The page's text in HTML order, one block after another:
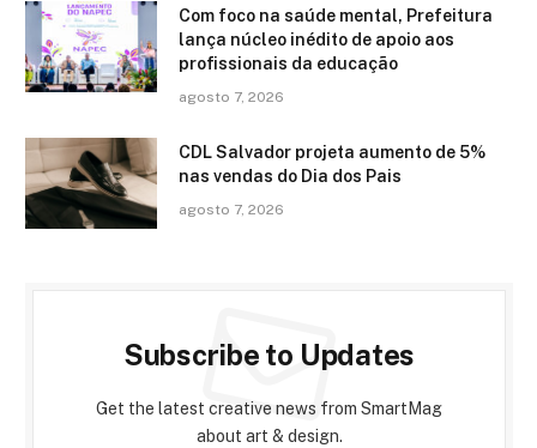
Com foco na saúde mental, Prefeitura
lança núcleo inédito de apoio aos
profissionais da educação
agosto 7, 2026
CDL Salvador projeta aumento de 5%
nas vendas do Dia dos Pais
agosto 7, 2026
Subscribe to Updates
Get the latest creative news from SmartMag
about art & design.